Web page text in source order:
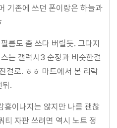
기존에 쓰던 폰이랑은 하늘과
름도 좀 쓰다 버릴듯. 그다지
는 갤럭시3 순정과 비슷한걸
걸로. ㅎㅎ 마트에서 본 리락
뒤.
흥이나지는 않지만 나름 괜찮
티 자판 쓰려면 역시 노트 정